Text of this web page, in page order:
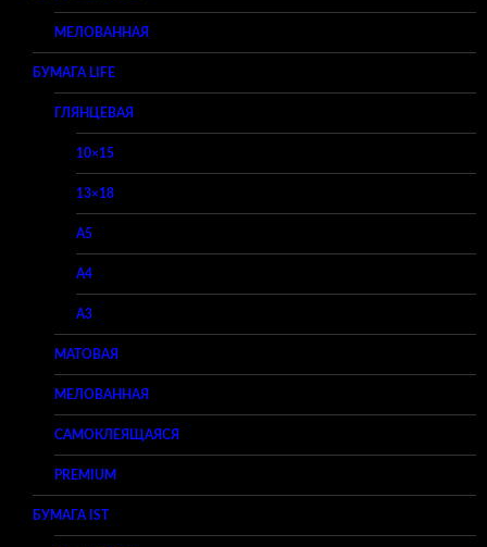
МЕЛОВАННАЯ
БУМАГА LIFE
ГЛЯНЦЕВАЯ
10×15
13×18
A5
A4
A3
МАТОВАЯ
МЕЛОВАННАЯ
САМОКЛЕЯЩАЯСЯ
PREMIUM
БУМАГА IST